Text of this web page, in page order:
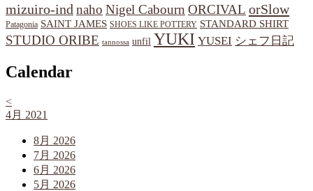
mizuiro-ind naho Nigel Cabourn ORCIVAL orSlow
Patagonia SAINT JAMES SHOES LIKE POTTERY STANDARD SHIRT
STUDIO ORIBE tannossa unfil YUKI YUSEI シェフ日記
Calendar
<
4月 2021
8月 2026
7月 2026
6月 2026
5月 2026